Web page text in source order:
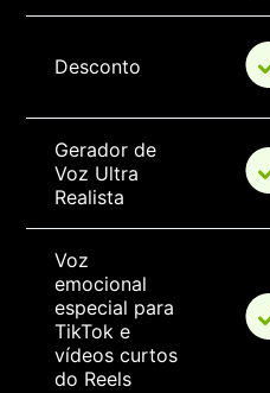
Desconto
Gerador de
Voz Ultra
Realista
Voz
emocional
especial para
TikTok e
vídeos curtos
do Reels